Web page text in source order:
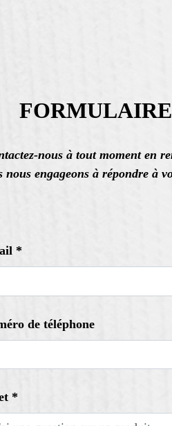
nous à tout moment en
nous engageons à répondre à
*
de téléphone
*